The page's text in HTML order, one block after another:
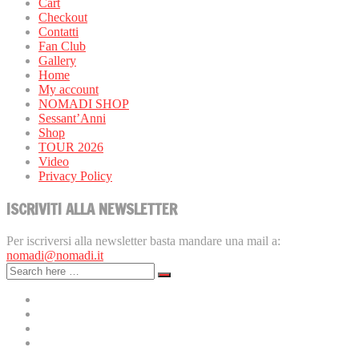
Checkout
Contatti
Fan Club
Gallery
Home
My account
NOMADI SHOP
Sessant’Anni
Shop
TOUR 2026
Video
Privacy Policy
ISCRIVITI ALLA NEWSLETTER
Per iscriversi alla newsletter basta mandare una mail a:
nomadi@nomadi.it